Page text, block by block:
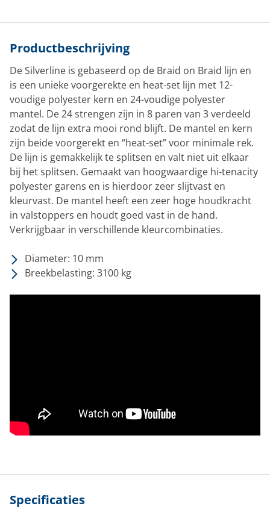
Productbeschrijving
De Silverline is gebaseerd op de Braid on Braid lijn en
is een unieke voorgerekte en heat-set lijn met 12-
voudige polyester kern en 24-voudige polyester
mantel. De 24 strengen zijn in 8 paren van 3 verdeeld
zodat de lijn extra mooi rond blijft. De mantel en kern
zijn beide voorgerekt en “heat-set” voor minimale rek.
De lijn is gemakkelijk te splitsen en valt niet uit elkaar
bij het splitsen. Gemaakt van hoogwaardige hi-tenacity
polyester garens en is hierdoor zeer slijtvast en
kleurvast. De mantel heeft een zeer hoge houdkracht
in valstoppers en houdt goed vast in de hand.
Verkrijgbaar in verschillende kleurcombinaties.
Diameter: 10 mm
Breekbelasting: 3100 kg
Specificaties